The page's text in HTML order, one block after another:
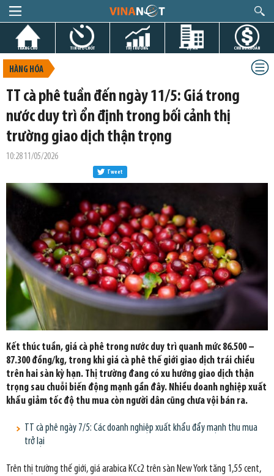
TRANG CHỦ TIN GIỜ CHÓT THỊ TRƯỜNG DỰ ÁN CHỨNG KHOÁN
HÀNG HÓA
TT cà phê tuần đến ngày 11/5: Giá trong
nước duy trì ổn định trong bối cảnh thị
trường giao dịch thận trọng
10:28 11/05/2026
Tweet
Kết thúc tuần, giá cà phê trong nước duy trì quanh mức 86.500 –
87.300 đồng/kg, trong khi giá cà phê thế giới giao dịch trái chiều
trên hai sàn kỳ hạn. Thị trường đang có xu hướng giao dịch thận
trọng sau chuỗi biến động mạnh gần đây. Nhiều doanh nghiệp xuất
khẩu giảm tốc độ thu mua còn người dân cũng chưa vội bán ra.
TT cà phê ngày 7/5: Các doanh nghiệp xuất khẩu đẩy mạnh thu mua
trở lại
Trên thị trường thế giới, giá arabica KCc2 trên sàn New York tăng 1,55 cent,